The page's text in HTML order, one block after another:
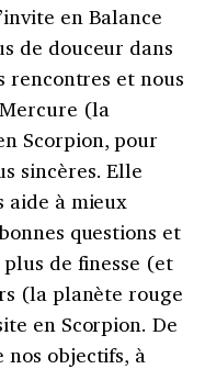
en Balance
de douceur dans
rencontres et nous
(la
Scorpion, pour
sincères. Elle
aide à mieux
questions et
de finesse (et
(la planète rouge
en Scorpion. De
objectifs, à